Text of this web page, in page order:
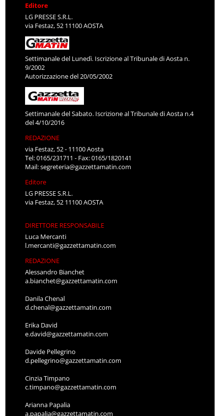
Editore
LG PRESSE S.R.L.
via Festaz, 52 11100 AOSTA
Settimanale del Lunedì. Iscrizione al Tribunale di Aosta n.
9/2002
Autorizzazione del 20/05/2002
Settimanale del Sabato. Iscrizione al Tribunale di Aosta n.4
del 4/10/2016
REDAZIONE
via Festaz, 52 - 11100 Aosta
Tel: 0165/231711 - Fax: 0165/1820141
Mail:segreteria@gazzettamatin.com
Editore
LG PRESSE S.R.L.
via Festaz, 52 11100 AOSTA
DIRETTORE RESPONSABILE
Luca Mercanti
l.mercanti@gazzettamatin.com
REDAZIONE
Alessandro Bianchet
a.bianchet@gazzettamatin.com
Danila Chenal
d.chenal@gazzettamatin.com
Erika David
e.david@gazzettamatin.com
Davide Pellegrino
d.pellegrino@gazzettamatin.com
Cinzia Timpano
c.timpano@gazzettamatin.com
Arianna Papalia
a.papalia@gazzettamatin.com